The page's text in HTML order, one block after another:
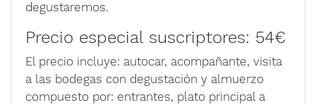
degustaremos.
Precio especial suscriptores: 54€
El precio incluye: autocar, acompañante, visita
a las bodegas con degustación y almuerzo
compuesto por: entrantes, plato principal a